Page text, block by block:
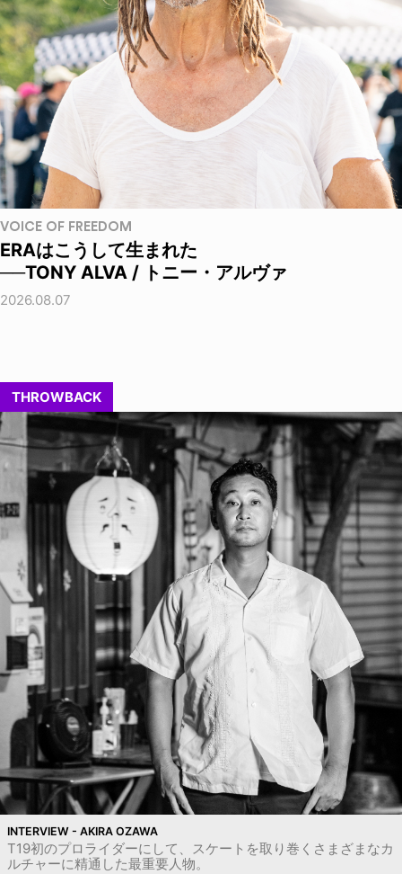
VOICE OF FREEDOM
ERAはこうして生まれた
──TONY ALVA / トニー・アルヴァ
2026.08.07
THROWBACK
INTERVIEW - AKIRA OZAWA
T19初のプロライダーにして、スケートを取り巻くさまざまなカ
ルチャーに精通した最重要人物。